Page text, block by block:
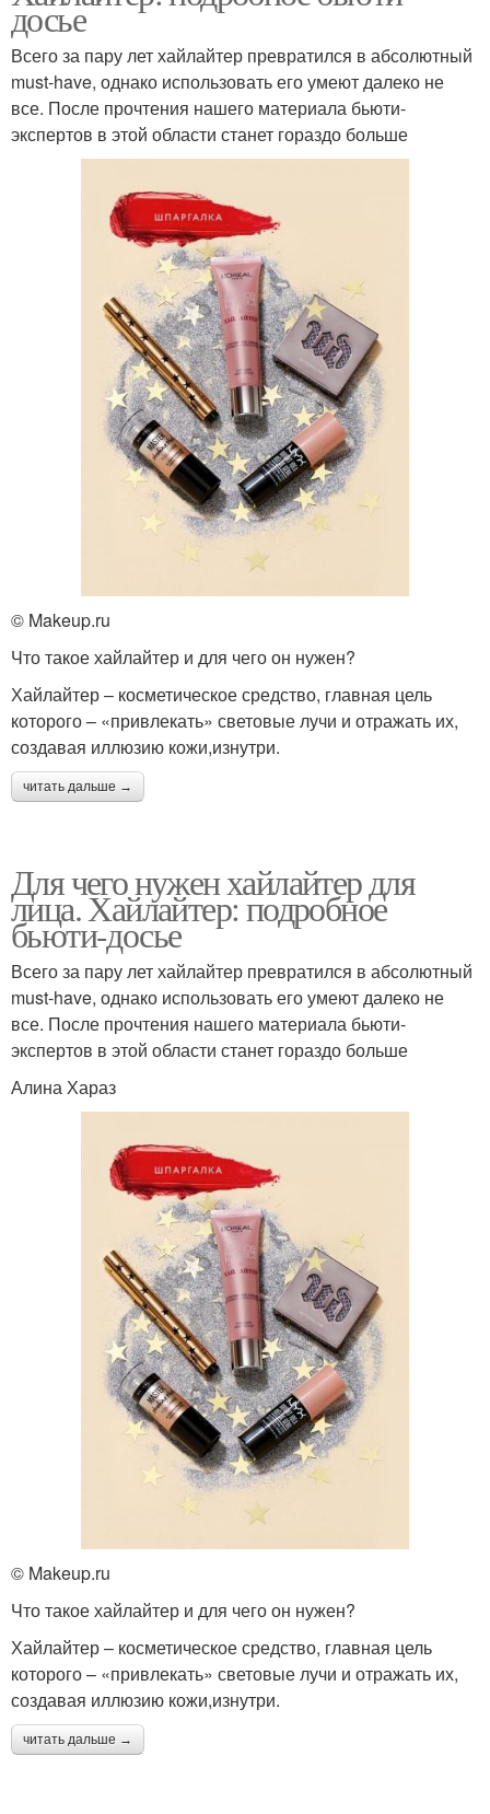
досье
Всего за пару лет хайлайтер превратился в абсолютный
must-have, однако использовать его умеют далеко не
все. После прочтения нашего материала бьюти-
экспертов в этой области станет гораздо больше
© Makeup.ru
Что такое хайлайтер и для чего он нужен?
Хайлайтер – косметическое средство, главная цель
которого – «привлекать» световые лучи и отражать их,
создавая иллюзию кожи,изнутри.
читать дальше →
Для чего нужен хайлайтер для
лица. Хайлайтер: подробное
бьюти-досье
Всего за пару лет хайлайтер превратился в абсолютный
must-have, однако использовать его умеют далеко не
все. После прочтения нашего материала бьюти-
экспертов в этой области станет гораздо больше
Алина Хараз
© Makeup.ru
Что такое хайлайтер и для чего он нужен?
Хайлайтер – косметическое средство, главная цель
которого – «привлекать» световые лучи и отражать их,
создавая иллюзию кожи,изнутри.
читать дальше →